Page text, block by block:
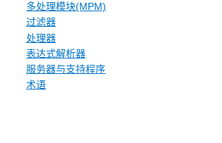
多处理模块(MPM)
过滤器
处理器
表达式解析器
服务器与支持程序
术语